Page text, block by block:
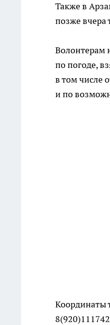
Также в
позже вчера
Волонтерам
по погоде,
в том числе
и по
Координаты